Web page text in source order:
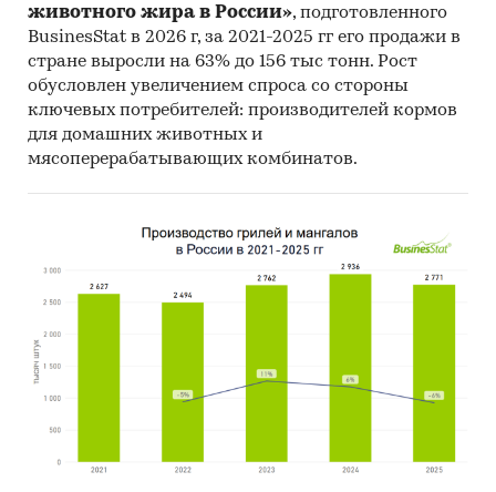
животного жира в России», подготовленного
BusinesStat в 2026 г, за 2021-2025 гг его продажи в
стране выросли на 63% до 156 тыс тонн. Рост
обусловлен увеличением спроса со стороны
ключевых потребителей: производителей кормов
для домашних животных и
мясоперерабатывающих комбинатов.